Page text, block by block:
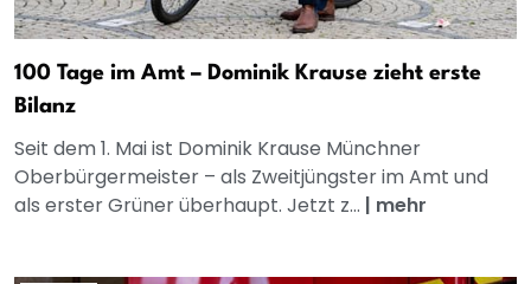
100 Tage im Amt – Dominik Krause zieht erste
Bilanz
Seit dem 1. Mai ist Dominik Krause Münchner
Oberbürgermeister – als Zweitjüngster im Amt und
als erster Grüner überhaupt. Jetzt z... | mehr